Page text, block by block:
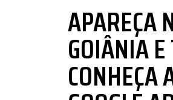
APAREÇA
GOIÂNIA
CONHEÇA